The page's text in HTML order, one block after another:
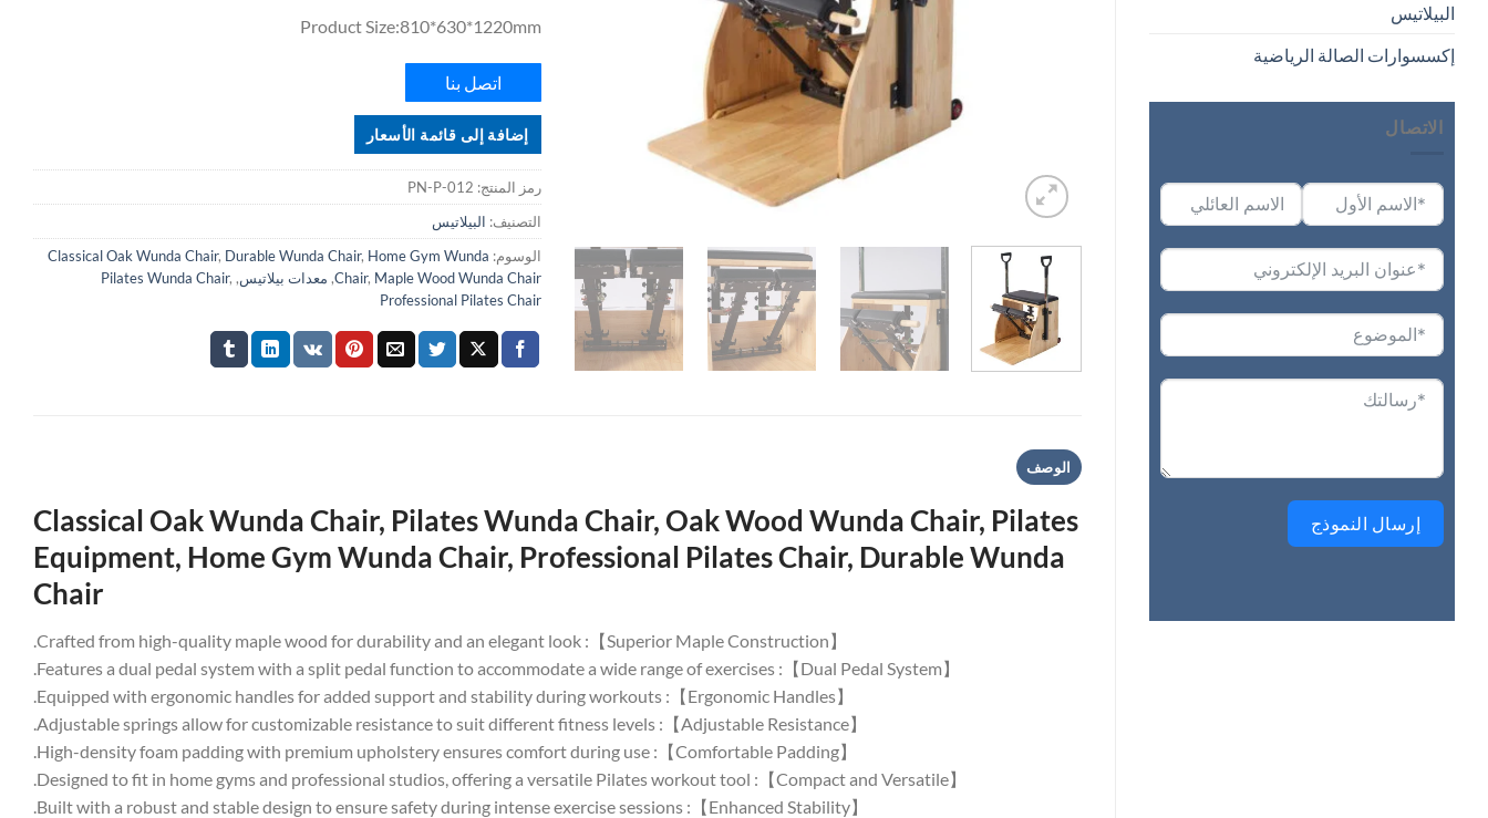
البيلاتيس
إكسسوارات الصالة الرياضية
الاتصال
إرسال النموذج
Product Size:810*630*1220mm
اتصل بنا
إضافة إلى قائمة الأسعار
رمز المنتج: PN-P-012
التصنيف: البيلاتيس
الوسوم:
Classical Oak Wunda Chair, Durable Wunda Chair, Home Gym Wunda
Chair, Maple Wood Wunda Chair
, معدات بيلاتيس,
Pilates Wunda Chair,
Professional Pilates Chair
الوصف
Classical Oak Wunda Chair, Pilates Wunda Chair, Oak Wood Wunda Chair, Pilates
Equipment, Home Gym Wunda Chair, Professional Pilates Chair, Durable Wunda
Chair
【Superior Maple Construction】: Crafted from high-quality maple wood for durability and an elegant look.
【Dual Pedal System】: Features a dual pedal system with a split pedal function to accommodate a wide range of exercises.
【Ergonomic Handles】: Equipped with ergonomic handles for added support and stability during workouts.
【Adjustable Resistance】: Adjustable springs allow for customizable resistance to suit different fitness levels.
【Comfortable Padding】: High-density foam padding with premium upholstery ensures comfort during use.
【Compact and Versatile】: Designed to fit in home gyms and professional studios, offering a versatile Pilates workout tool.
【Enhanced Stability】: Built with a robust and stable design to ensure safety during intense exercise sessions.